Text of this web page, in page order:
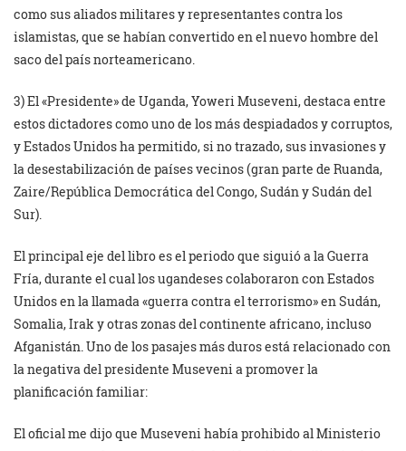
como sus aliados militares y representantes contra los
islamistas, que se habían convertido en el nuevo hombre del
saco del país norteamericano.
3) El «Presidente» de Uganda, Yoweri Museveni, destaca entre
estos dictadores como uno de los más despiadados y corruptos,
y Estados Unidos ha permitido, si no trazado, sus invasiones y
la desestabilización de países vecinos (gran parte de Ruanda,
Zaire/República Democrática del Congo, Sudán y Sudán del
Sur).
El principal eje del libro es el periodo que siguió a la Guerra
Fría, durante el cual los ugandeses colaboraron con Estados
Unidos en la llamada «guerra contra el terrorismo» en Sudán,
Somalia, Irak y otras zonas del continente africano, incluso
Afganistán. Uno de los pasajes más duros está relacionado con
la negativa del presidente Museveni a promover la
planificación familiar:
El oficial me dijo que Museveni había prohibido al Ministerio